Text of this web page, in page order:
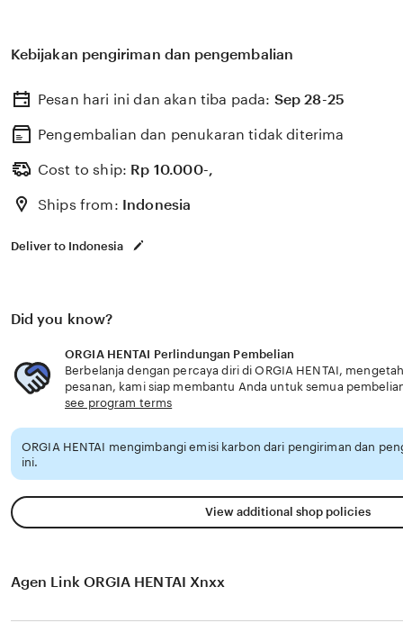
ORGIA HENTAI percaya bahwa kemandirian intelektual
berkembang pesat di pasar global. Dengan dukungan
update, kami terus memantau perkembangan
sosok viral favorit Anda secara eksklusif.
Kebijakan pengiriman dan pengembalian
Pesan hari ini dan akan tiba pada: Sep 28-25
Pengembalian dan penukaran tidak diterima
Cost to ship: Rp 10.000-,
Ships from: Indonesia
Deliver to Indonesia
Did you know?
ORGIA HENTAI Perlindungan Pembelian
Berbelanja dengan percaya diri di ORGIA HENTAI,
pesanan, kami siap membantu Anda untuk semua
see program terms
ORGIA HENTAI mengimbangi emisi karbon dari pengiriman dan
ini.
View additional shop policies
Agen Link ORGIA HENTAI Xnxx